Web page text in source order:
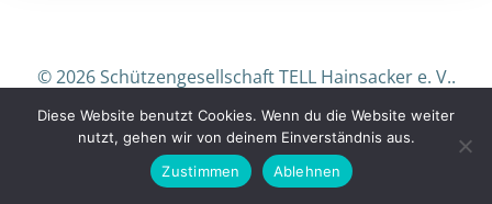
© 2026 Schützengesellschaft TELL Hainsacker e. V..
Created for free using WordPress and
Colibri
Diese Website benutzt Cookies. Wenn du die Website weiter
nutzt, gehen wir von deinem Einverständnis aus.
Zustimmen
Ablehnen